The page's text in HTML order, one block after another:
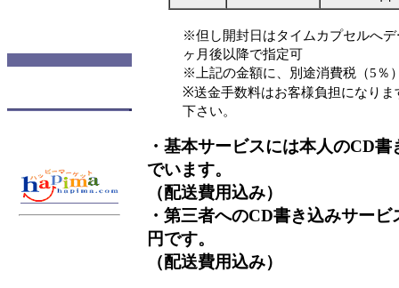
※但し開封日はタイムカプセルへ
ヶ月後以降で指定可
※上記の金額に、別途消費税（5％
※送金手数料はお客様負担になりま
下さい。
・基本サービスには本人のCD
でいます。
（配送費用込み）
・第三者へのCD書き込みサー
円です。
（配送費用込み）